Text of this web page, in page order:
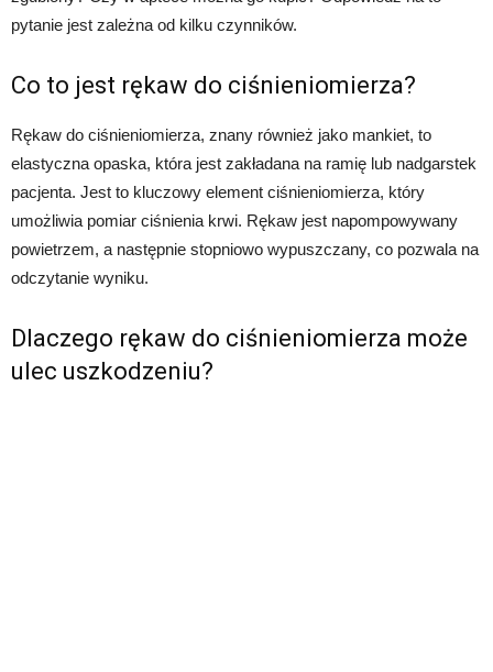
pytanie jest zależna od kilku czynników.
Co to jest rękaw do ciśnieniomierza?
Rękaw do ciśnieniomierza, znany również jako mankiet, to
elastyczna opaska, która jest zakładana na ramię lub nadgarstek
pacjenta. Jest to kluczowy element ciśnieniomierza, który
umożliwia pomiar ciśnienia krwi. Rękaw jest napompowywany
powietrzem, a następnie stopniowo wypuszczany, co pozwala na
odczytanie wyniku.
Dlaczego rękaw do ciśnieniomierza może
ulec uszkodzeniu?